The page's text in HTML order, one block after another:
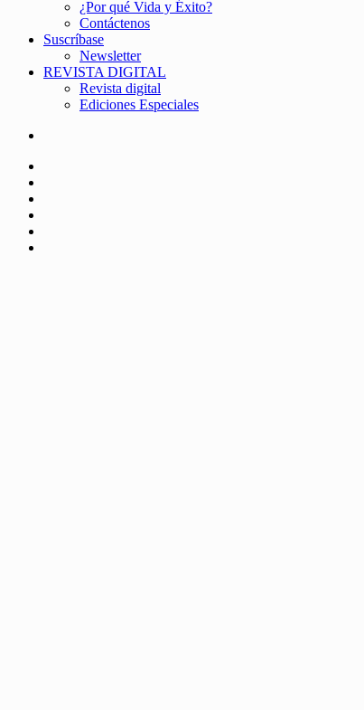
¿Por qué Vida y Éxito?
Contáctenos
Suscríbase
Newsletter
REVISTA DIGITAL
Revista digital
Ediciones Especiales